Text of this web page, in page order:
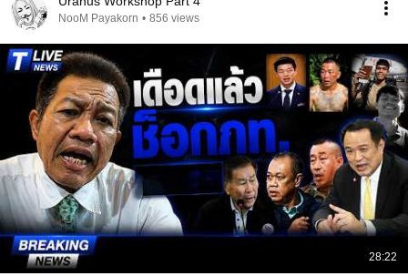
NooM Payakorn • 856 views
28:22